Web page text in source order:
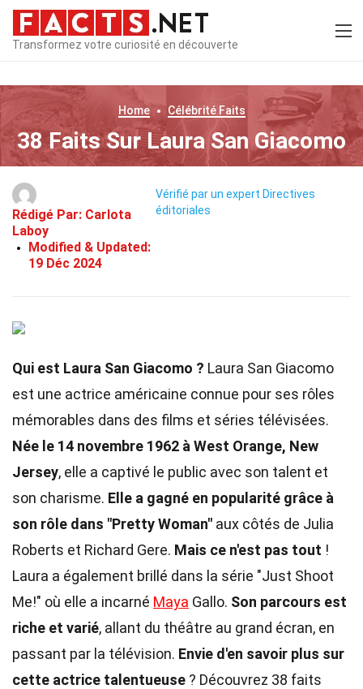
Transformez votre curiosité en découverte
Home CélébritéFaits
38 Faits Sur Laura San Giacomo
Rédigé Par: Carlota
Laboy
Modified & Updated:
19 Déc 2024
Vérifié par un expert Directives
éditoriales
Qui est Laura San Giacomo ? Laura San Giacomo
est une actrice américaine connue pour ses rôles
mémorables dans des films et séries télévisées.
Née le 14 novembre 1962 à West Orange, New
Jersey, elle a captivé le public avec son talent et
son charisme. Elle a gagné en popularité grâce à
son rôle dans "Pretty Woman" aux côtés de Julia
Roberts et Richard Gere. Mais ce n'est pas tout !
Laura a également brillé dans la série "Just Shoot
Me!" où elle a incarné Maya Gallo. Son parcours est
riche et varié, allant du théâtre au grand écran, en
passant par la télévision. Envie d'en savoir plus sur
cette actrice talentueuse ? Découvrez 38 faits